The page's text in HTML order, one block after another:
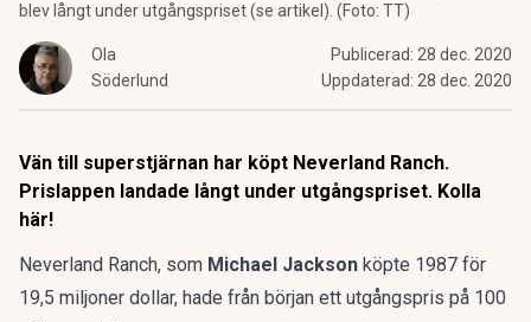
blev långt under utgångspriset (se artikel). (Foto: TT)
Ola
Söderlund
Publicerad: 28 dec. 2020
Uppdaterad: 28 dec. 2020
Vän till superstjärnan har köpt Neverland Ranch.
Prislappen landade långt under utgångspriset. Kolla
här!
Neverland Ranch, som Michael Jackson köpte 1987 för
19,5 miljoner dollar, hade från början ett utgångspris på 100